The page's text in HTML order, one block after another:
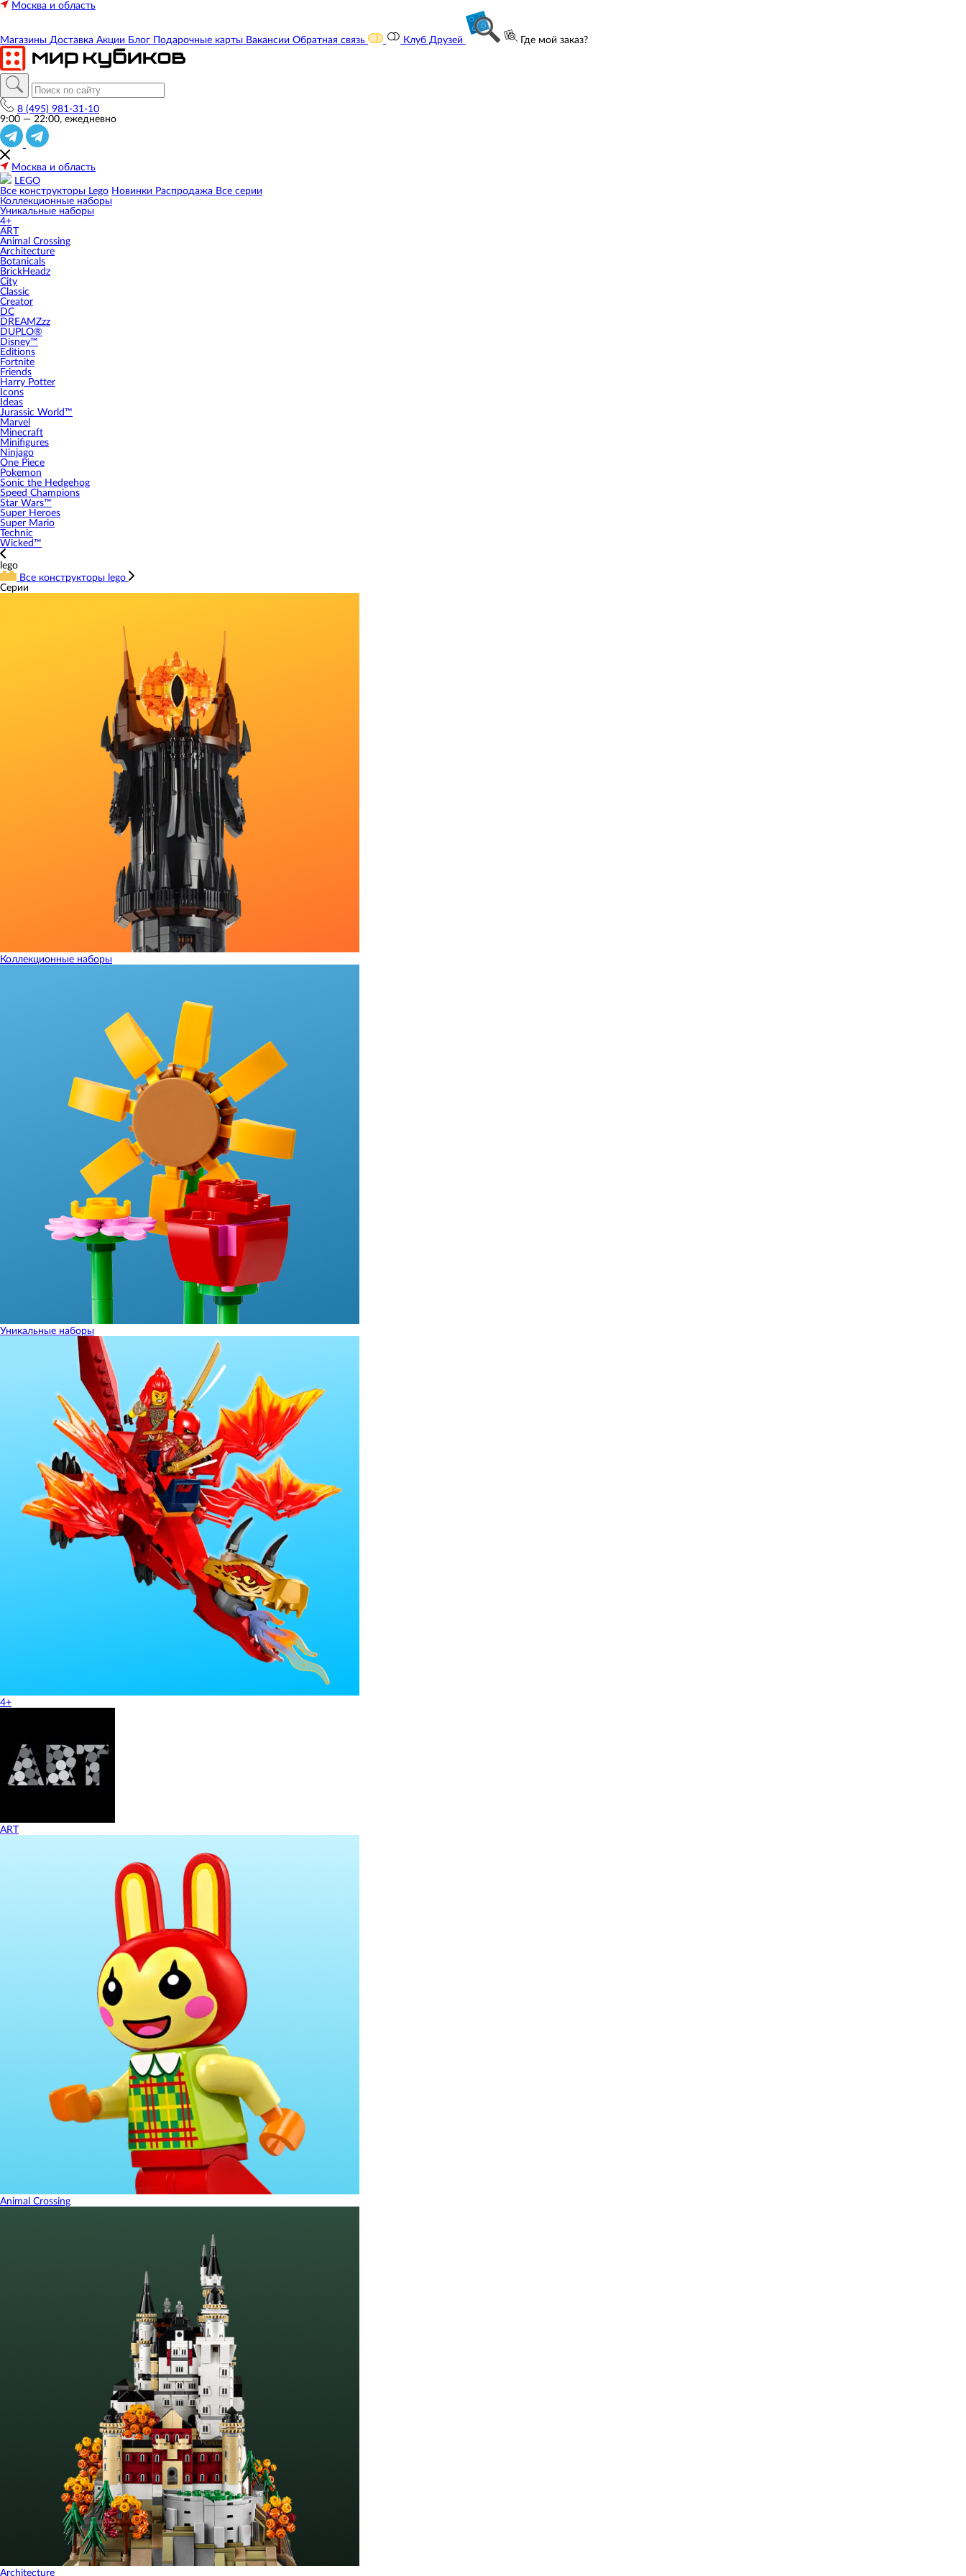
Москва и область
Магазины Доставка Акции Блог Подарочные карты Вакансии Обратная связь Клуб Друзей Где мой заказ?
8 (495) 981-31-10
9:00 — 22:00, ежедневно
Москва и область
LEGO
Все конструкторы Lego Новинки Распродажа Все серии
Коллекционные наборы
Уникальные наборы
4+
ART
Animal Crossing
Architecture
Botanicals
BrickHeadz
City
Classic
Creator
DC
DREAMZzz
DUPLO®
Disney™
Editions
Fortnite
Friends
Harry Potter
Icons
Ideas
Jurassic World™
Marvel
Minecraft
Minifigures
Ninjago
One Piece
Pokemon
Sonic the Hedgehog
Speed Champions
Star Wars™
Super Heroes
Super Mario
Technic
Wicked™
lego
Все конструкторы lego
Серии
Коллекционные наборы
Уникальные наборы
4+
ART
Animal Crossing
Architecture